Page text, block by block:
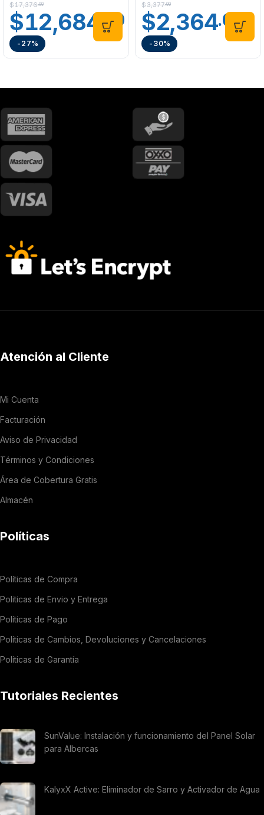
$17,376.00
$12,684 .00
-27%
$3,377.00
$2,364.00
-30%
Atención al Cliente
Mi Cuenta
Facturación
Aviso de Privacidad
Términos y Condiciones
Área de Cobertura Gratis
Almacén
Políticas
Políticas de Compra
Politicas de Envio y Entrega
Políticas de Pago
Políticas de Cambios, Devoluciones y Cancelaciones
Políticas de Garantía
Tutoriales Recientes
SunValue: Instalación y funcionamiento del Panel Solar
para Albercas
KalyxX Active: Eliminador de Sarro y Activador de Agua